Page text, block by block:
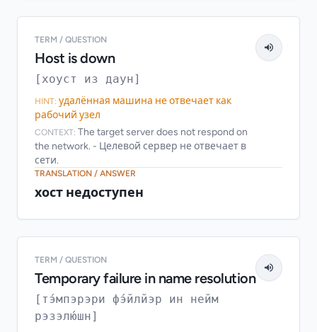
TERM / QUESTION
Host is down
[хоуст из даун]
HINT: удалённая машина не отвечает как
рабочий узел
CONTEXT: The target server does not respond on
the network. - Целевой сервер не отвечает в
сети.
TRANSLATION / ANSWER
хост недоступен
TERM / QUESTION
Temporary failure in name resolution
[тэ́мпэрэри фэ́йлйэр ин нейм
рэзэлю́шн]